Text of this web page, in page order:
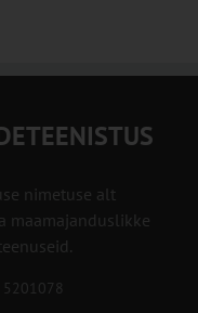
nimetuse alt
maamajanduslikke
5201078